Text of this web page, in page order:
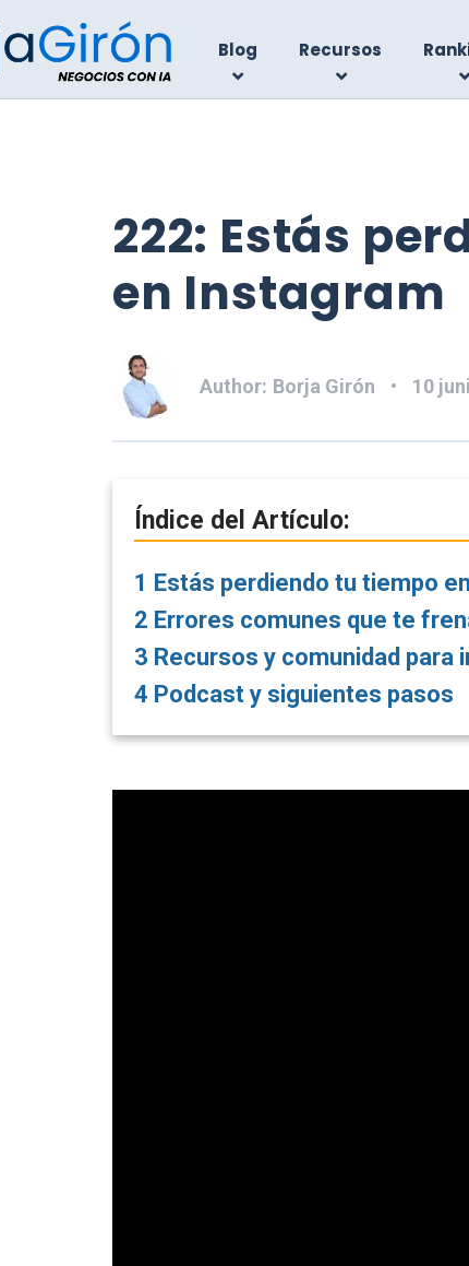
Blog Recursos
222: Estás
en Instagram
Author: Borja Girón 10
Índice del Artículo:
1 Estás perdiendo tu tiempo
2 Errores comunes que te
3 Recursos y comunidad para
4 Podcast y siguientes pasos